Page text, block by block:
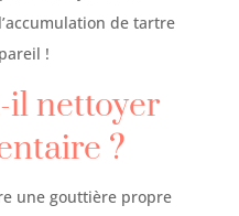
de tartre
!
nettoyer
?
une gouttière propre